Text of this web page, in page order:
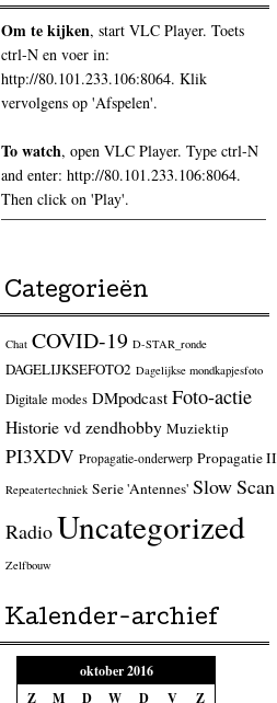
Om te kijken, start VLC Player. Toets
ctrl-N en voer in:
http://80.101.233.106:8064. Klik
vervolgens op 'Afspelen'.
To watch, open VLC Player. Type ctrl-N
and enter: http://80.101.233.106:8064.
Then click on 'Play'.
Categorieën
Chat COVID-19 D-STAR_ronde
DAGELIJKSEFOTO2 Dagelijkse mondkapjesfoto
Digitale modes DMpodcast Foto-actie
Historie vd zendhobby Muziektip
PI3XDV Propagatie-onderwerp Propagatie II
Repeatertechniek Serie 'Antennes' Slow Scan
RadioUncategorized
Zelfbouw
Kalender-archief
oktober 2016
Z
M D W D V Z